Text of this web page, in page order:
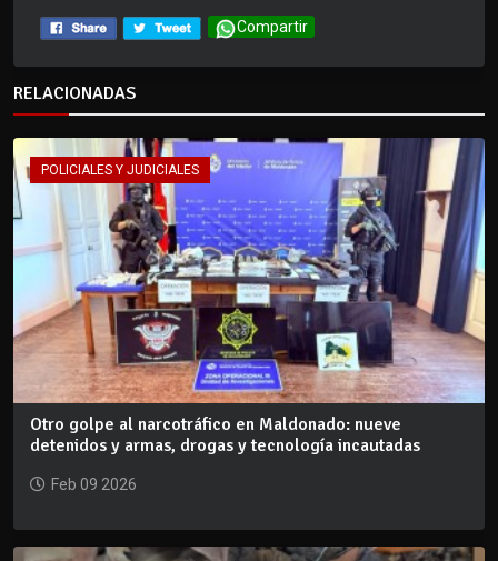
Compartir
RELACIONADAS
POLICIALES Y JUDICIALES
Otro golpe al narcotráfico en Maldonado: nueve
detenidos y armas, drogas y tecnología incautadas
Feb 09 2026